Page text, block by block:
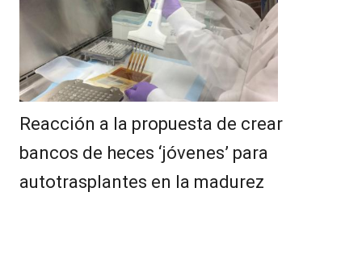
Reacción a la propuesta de crear
bancos de heces ‘jóvenes’ para
autotrasplantes en la madurez